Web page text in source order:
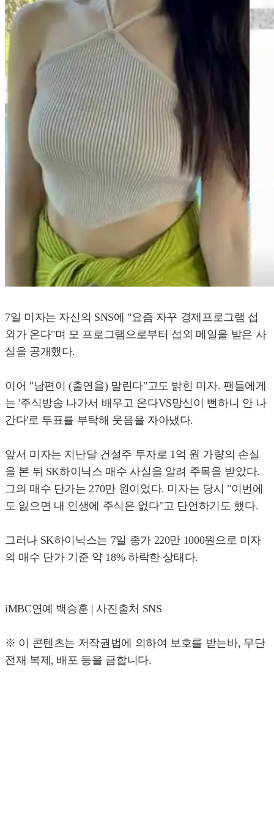
7일 미자는 자신의 SNS에 "요즘 자꾸 경제프로그램 섭
외가 온다"며 모 프로그램으로부터 섭외 메일을 받은 사
실을 공개했다.
이어 "남편이 (출연을) 말린다"고도 밝힌 미자. 팬들에게
는 '주식방송 나가서 배우고 온다VS망신이 뻔하니 안 나
간다'로 투표를 부탁해 웃음을 자아냈다.
앞서 미자는 지난달 건설주 투자로 1억 원 가량의 손실
을 본 뒤 SK하이닉스 매수 사실을 알려 주목을 받았다.
그의 매수 단가는 270만 원이었다. 미자는 당시 "이번에
도 잃으면 내 인생에 주식은 없다"고 단언하기도 했다.
그러나 SK하이닉스는 7일 종가 220만 1000원으로 미자
의 매수 단가 기준 약 18% 하락한 상태다.
iMBC연예 백승훈 | 사진출처 SNS
※ 이 콘텐츠는 저작권법에 의하여 보호를 받는바, 무단
전재 복제, 배포 등을 금합니다.